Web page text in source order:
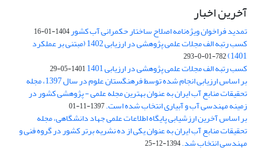
آخرین اخبار
تمدید فراخوان ویژه‌نامه اصلاح ساختار حکمرانی آب کشور1404-01-16
کسب رتبه الف مجلات علمی پژوهشی در ارزیابی 1402 (مبتنی بر عملکرد
1401)
782-01-0-293
کسب رتبه الف مجلات علمی پژوهشی در ارزیابی 1401 1401-05-29
بر اساس ارزیابی انجام شده توسط فرهنگستان علوم در سال 1397، مجله
تحقیقات منابع آب ایران به عنوان بهترین مجله علمی - پژوهشی کشور در
زمینه مهندسی آب و آبیاری انتخاب شده است.1397-11-01
بر اساس آخرین ارزشیابی پایگاه اطلاعات علمی جهاد دانشگاهی، مجله
تحقیقات منابع آب ایران به عنوان یکی از ده نشریه برتر کشور در گروه فنی و
مهندسی انتخاب شد.1394-12-25